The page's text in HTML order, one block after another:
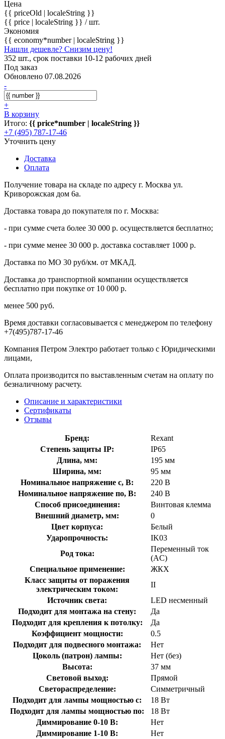
Цена
{{ priceOld | localeString }}
{{ price | localeString }} / шт.
Экономия
{{ economy*number | localeString }}
Нашли дешевле? Снизим цену!
352 шт., срок поставки 10-12 рабочих дней
Под заказ
Обновлено 07.08.2026
-
+
В корзину
Итого: {{ price*number | localeString }}
+7 (495) 787-17-46
Уточнить цену
Доставка
Оплата
Получение товара на складе по адресу г. Москва ул.
Криворожская дом 6а.
Доставка товара до покупателя по г. Москва:
- при сумме счета более 30 000 р. осуществляется бесплатно;
- при сумме менее 30 000 р. доставка составляет 1000 р.
Доставка по МО 30 руб/км. от МКАД.
Доставка до транспортной компании осуществляется
бесплатно при покупке от 10 000 р.
менее 500 руб.
Время доставки согласовывается с менеджером по телефону
+7(495)787-17-46
Компания Петром Электро работает только с Юридическими
лицами,
Оплата производится по выставленным счетам на оплату по
безналичному расчету.
Описание и характеристики
Сертификаты
Отзывы
Бренд:
Rexant
Степень защиты IP:
IP65
Длина, мм:
195 мм
Ширина, мм:
95 мм
Номинальное напряжение с, В:
220 В
Номинальное напряжение по, В:
240 В
Способ присоединения:
Винтовая клемма
Внешний диаметр, мм:
0
Цвет корпуса:
Белый
Ударопрочность:
IK03
Род тока:
Переменный ток
(AC)
Специальное применение:
ЖКХ
Класс защиты от поражения
электрическим током:
II
Источник света:
LED несменный
Подходит для монтажа на стену:
Да
Подходит для крепления к потолку:
Да
Коэффициент мощности:
0.5
Подходит для подвесного монтажа:
Нет
Цоколь (патрон) лампы:
Нет (без)
Высота:
37 мм
Световой выход:
Прямой
Светораспределение:
Симметричный
Подходит для лампы мощностью с:
18 Вт
Подходит для лампы мощностью по:
18 Вт
Диммирование 0-10 В:
Нет
Диммирование 1-10 В:
Нет